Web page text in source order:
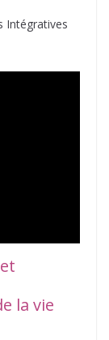
Intégratives
la vie